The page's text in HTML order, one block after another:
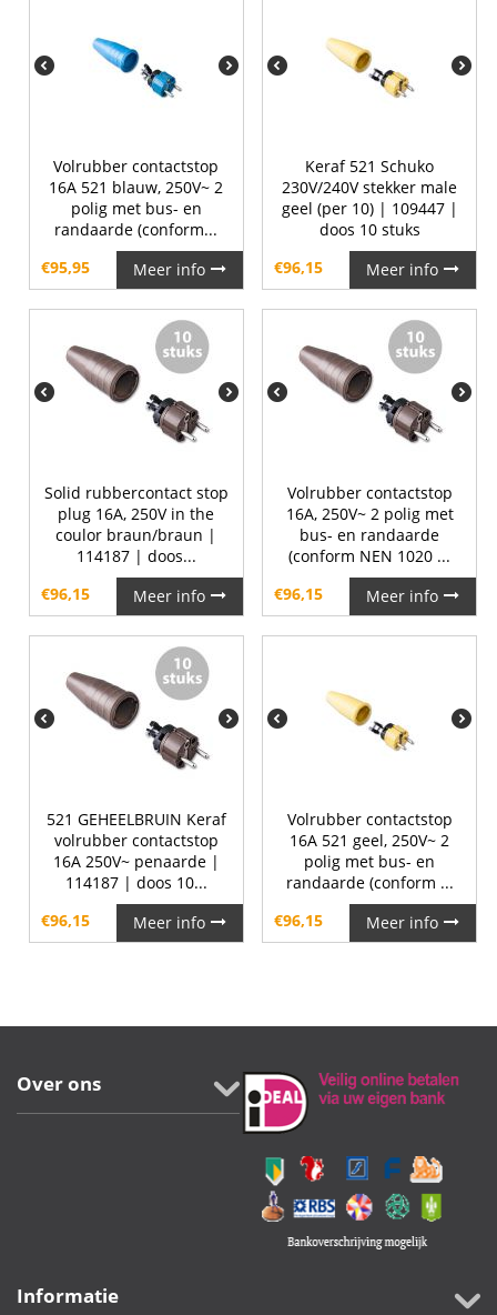
Volrubber contactstop
16A 521 blauw, 250V~ 2
polig met bus- en
randaarde (conform...
€95,95 Meer info
Keraf 521 Schuko
230V/240V stekker male
geel (per 10) | 109447 |
doos 10 stuks
€96,15 Meer info
Solid rubbercontact stop
plug 16A, 250V in the
coulor braun/braun |
114187 | doos...
€96,15 Meer info
Volrubber contactstop
16A, 250V~ 2 polig met
bus- en randaarde
(conform NEN 1020 ...
€96,15 Meer info
521 GEHEELBRUIN Keraf
volrubber contactstop
16A 250V~ penaarde |
114187 | doos 10...
€96,15 Meer info
Volrubber contactstop
16A 521 geel, 250V~ 2
polig met bus- en
randaarde (conform ...
€96,15 Meer info
Over ons
Informatie